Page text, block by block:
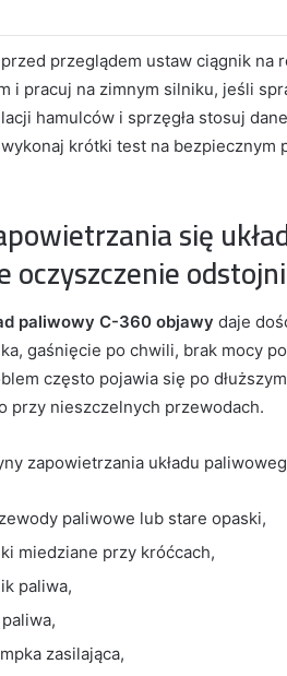
przed przeglądem ustaw ciągnik na
i pracuj na zimnym silniku, jeśli
hamulców i sprzęgła stosuj
krótki test na bezpiecznym
się
oczyszczenie
paliwowy C-360 objawy daje
gaśnięcie po chwili, brak mocy
często pojawia się po
przy nieszczelnych przewodach.
zapowietrzania układu
paliwowe lub stare opaski,
miedziane przy króćcach,
paliwa,
zasilająca,